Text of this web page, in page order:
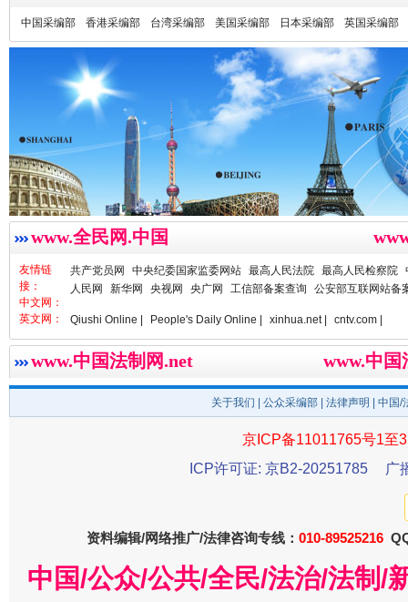
春天里的科技盛宴
三轮
中国采编部 香港采编部 台湾采编部 美国采编部 日本采编部 英国采编部
www.全民网.中国
友情链
接：
中文网：
共产党员网 中央纪委国家监委网站 最高人民法院 最高人民检察院
人民网
新华网 央视网 央广网 工信部备案查询 公安部互联网站备
英文网： Qiushi Online | People's Daily Online | xinhua.net | cntv.com |
www.中国法制网.net www.中
关于我们 公众采编部 法律声明 | 中国
京ICP备11011765号1至
ICP许可证: 京B2-20251785
广
资料编辑/网络推广/法律咨询专线： 010-89525216
中国/公众/公共/全民/法治/法制/